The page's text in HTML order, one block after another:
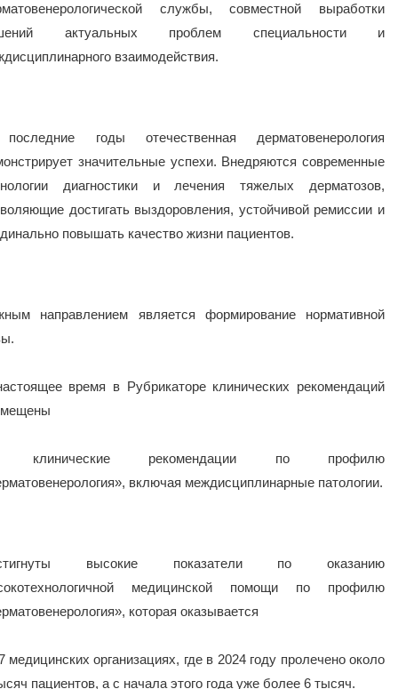
службы, совместной выработки
актуальных проблем специальности и
взаимодействия.
годы отечественная дерматовенерология
значительные успехи. Внедряются современные
диагностики и лечения тяжелых дерматозов,
достигать выздоровления, устойчивой ремиссии и
повышать качество жизни пациентов.
направлением является формирование нормативной
время в Рубрикаторе клинических рекомендаций
клинические рекомендации по профилю
включая междисциплинарные патологии.
высокие показатели по оказанию
медицинской помощи по профилю
которая оказывается
медицинских организациях, где в 2024 году пролечено около
пациентов, а с начала этого года уже более 6 тысяч.